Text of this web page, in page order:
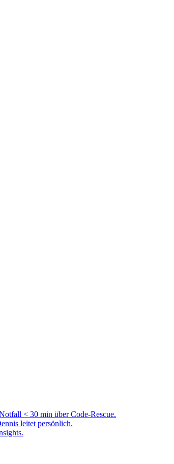
< 30 min über Code-Rescue.
leitet persönlich.